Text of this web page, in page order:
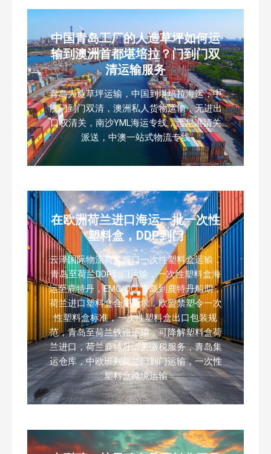
中国青岛工厂的人造草坪如何运
输到澳洲首都堪培拉？门到门双
清运输服务
青岛人造草坪运输，中国到堪培拉海运，中
澳门到门双清，澳洲私人货物运输，无进出
口权清关，南沙YML海运专线，悉尼港清关
派送，中澳一站式物流专线
在欧洲荷兰进口海运一批一次性
塑料盒，DDP到门
云泽国际物流荷兰进口一次性塑料盒运输，
青岛至荷兰DDP到门运输，一次性塑料盒海
运至鹿特丹，EMC/OCL青岛到鹿特丹船期，
荷兰进口塑料盒合规要求，欧盟禁塑令一次
性塑料盒标准，一次性塑料盒出口包装规
范，青岛至荷兰铁路运输，可降解塑料盒荷
兰进口，荷兰鹿特丹清关缴税服务，青岛集
运仓库，中欧班列荷兰门到门运输，一次性
塑料盒跨境运输